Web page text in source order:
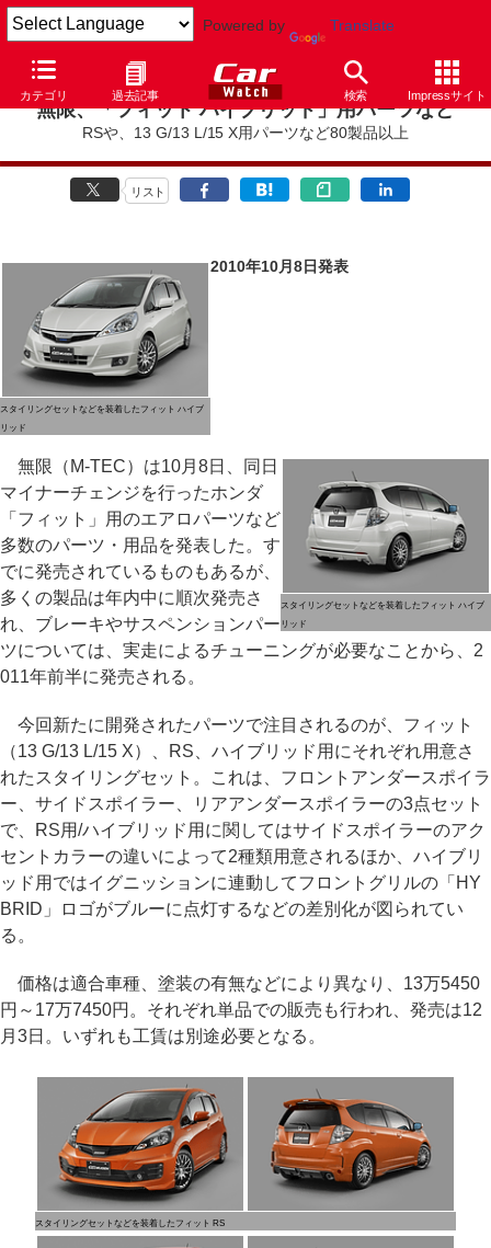
Powered by Translate
カテゴリ 過去記事 検索 Impressサイト
無限、「フィット ハイブリッド」用パーツなど
RSや、13 G/13 L/15 X用パーツなど80製品以上
リスト
スタイリングセットなどを装着したフィット ハイブ
リッド
2010年10月8日発表
スタイリングセットなどを装着したフィット ハイブ
リッド
無限（M-TEC）は10月8日、同日
マイナーチェンジを行ったホンダ
「フィット」用のエアロパーツなど
多数のパーツ・用品を発表した。す
でに発売されているものもあるが、
多くの製品は年内中に順次発売さ
れ、ブレーキやサスペンションパー
ツについては、実走によるチューニングが必要なことから、2
011年前半に発売される。
今回新たに開発されたパーツで注目されるのが、フィット
（13 G/13 L/15 X）、RS、ハイブリッド用にそれぞれ用意さ
れたスタイリングセット。これは、フロントアンダースポイラ
ー、サイドスポイラー、リアアンダースポイラーの3点セット
で、RS用/ハイブリッド用に関してはサイドスポイラーのアク
セントカラーの違いによって2種類用意されるほか、ハイブリ
ッド用ではイグニッションに連動してフロントグリルの「HY
BRID」ロゴがブルーに点灯するなどの差別化が図られてい
る。
価格は適合車種、塗装の有無などにより異なり、13万5450
円～17万7450円。それぞれ単品での販売も行われ、発売は12
月3日。いずれも工賃は別途必要となる。
スタイリングセットなどを装着したフィット RS